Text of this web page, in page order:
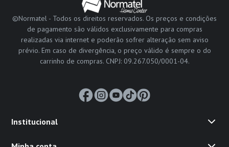
©Normatel - Todos os direitos reservados. Os preços e condições
de pagamento são válidos exclusivamente para compras
realizadas via internet e poderão sofrer alteração sem aviso
prévio. Em caso de divergência, o preço válido é sempre o do
carrinho de compras. CNPJ: 09.267.050/0001-04.
Institucional